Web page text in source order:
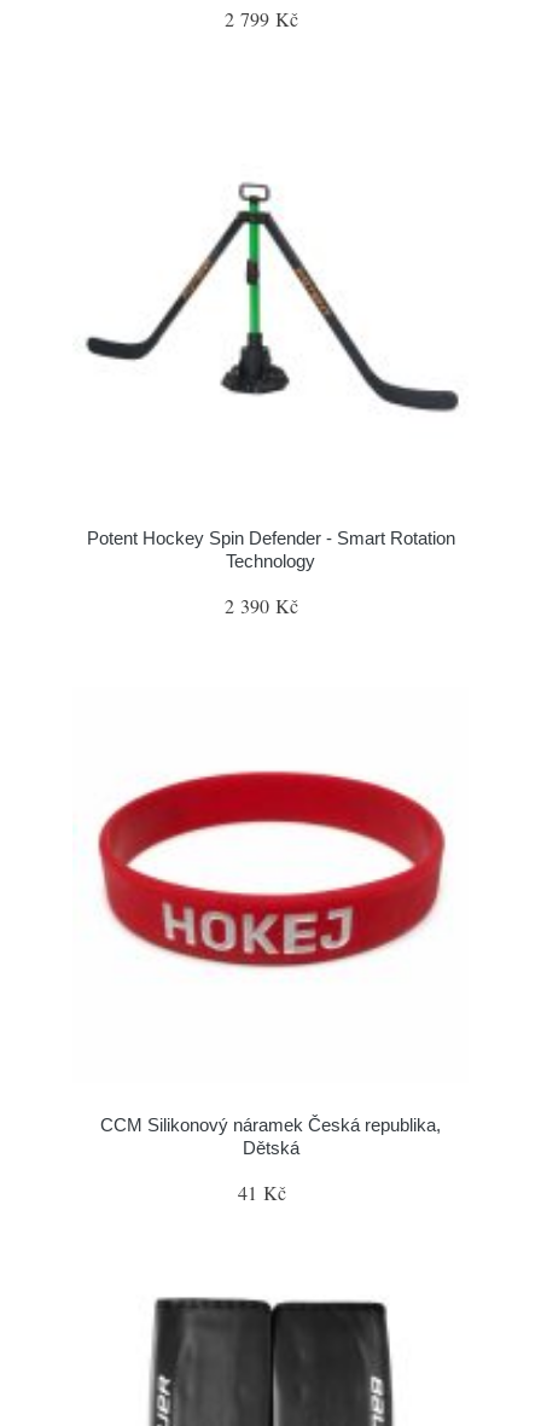
2 799 Kč
Potent Hockey Spin Defender - Smart Rotation
Technology
2 390 Kč
CCM Silikonový náramek Česká republika,
Dětská
41 Kč